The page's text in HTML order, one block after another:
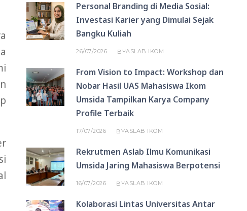
Personal Branding di Media Sosial:
Investasi Karier yang Dimulai Sejak
Bangku Kuliah
26/07/2026 BYASLAB IKOM
From Vision to Impact: Workshop dan
Nobar Hasil UAS Mahasiswa Ikom
Umsida Tampilkan Karya Company
Profile Terbaik
17/07/2026 BYASLAB IKOM
Rekrutmen Aslab Ilmu Komunikasi
Umsida Jaring Mahasiswa Berpotensi
16/07/2026 BYASLAB IKOM
Kolaborasi Lintas Universitas Antar